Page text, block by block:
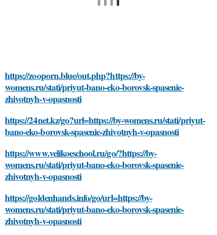
https://zooporn.blue/out.php?https://by-
womens.ru/stati/priyut-bano-eko-borovsk-spasenie-
zhivotnyh-v-opasnosti
https://24net.kz/go?url=https://by-womens.ru/stati/priyut-
bano-eko-borovsk-spasenie-zhivotnyh-v-opasnosti
https://www.velikoeschool.ru/go/?https://by-
womens.ru/stati/priyut-bano-eko-borovsk-spasenie-
zhivotnyh-v-opasnosti
https://goldenhands.info/go/url=https://by-
womens.ru/stati/priyut-bano-eko-borovsk-spasenie-
zhivotnyh-v-opasnosti